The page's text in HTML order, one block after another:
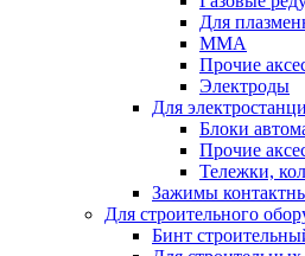
Для
ММА
Прочие
Электроды
Для
Блоки
Прочие
Тележки,
Зажимы
Для строительного
Бинт